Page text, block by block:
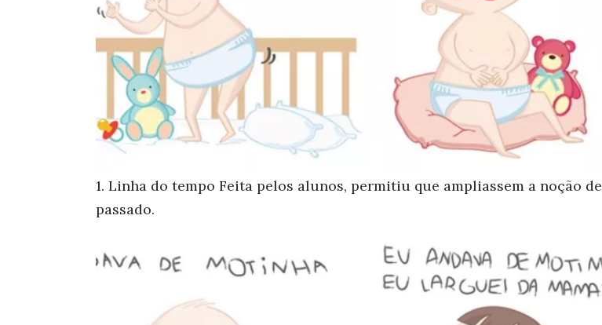
1. Linha do tempo Feita pelos alunos, permitiu que ampliassem a noção de
passado.